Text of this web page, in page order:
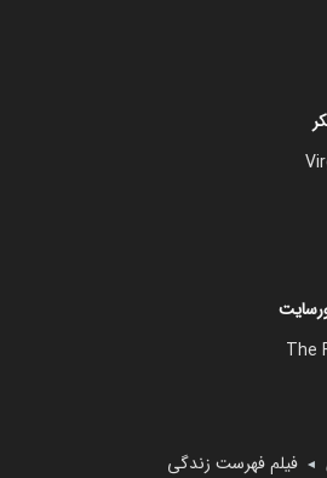
◄ فیلم فهرست زندگی
The